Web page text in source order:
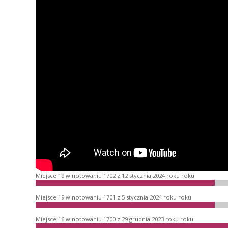
Miejsce 19 w notowaniu 1702 z 12 stycznia 2024 roku roku
Miejsce 19 w notowaniu 1701 z 5 stycznia 2024 roku roku
Miejsce 16 w notowaniu 1700 z 29 grudnia 2023 roku roku